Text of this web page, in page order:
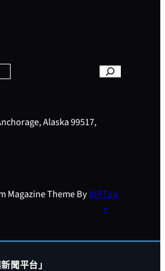
Alaska 99517,
Magazine Theme ByWPTop
↑
聞平台」